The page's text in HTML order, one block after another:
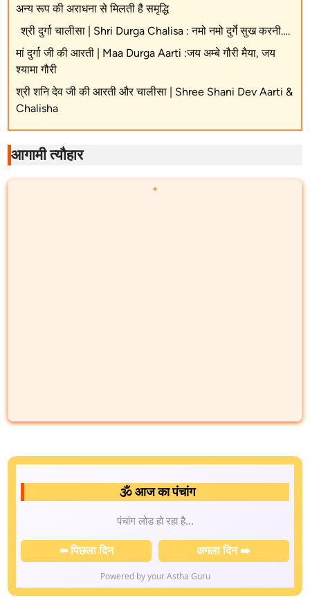
अन्य रूप की अराधना से मिलती है समृद्धि
श्री दुर्गा चालीसा | Shri Durga Chalisa : नमो नमो दुर्गे सुख करनी….
मां दुर्गा जी की आरती | Maa Durga Aarti :जय अम्बे गौरी मैया, जय
श्यामा गौरी
श्री शनि देव जी की आरती और चालीसा | Shree Shani Dev Aarti &
Chalisha
आगामी त्यौहार
🕉️ आज का पंचांग
Sunday, August 09, 2026
📆 वार:Sunday
🌅 सूर्योदय:06:00 AM |🌇 सूर्यास्त:06:00 PM
Dwadashi (समाप्ति: 06:07 PM)